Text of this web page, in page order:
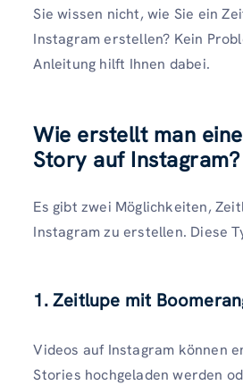
Sie wissen nicht, wie Sie ein
Instagram erstellen? Kein
Anleitung hilft Ihnen dabei.
Wie erstellt man
Story auf Instagram?
Es gibt zwei Möglichkeiten,
Instagram zu erstellen. Diese
1. Zeitlupe mit
Videos auf Instagram können
Stories hochgeladen werden